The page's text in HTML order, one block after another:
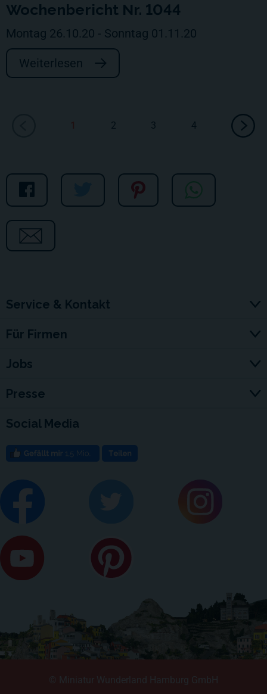
Wochenbericht Nr. 1044
Montag 26.10.20 - Sonntag 01.11.20
Weiterlesen
2 3 4
Service & Kontakt
Für Firmen
Jobs
Presse
Social Media
© Miniatur Wunderland Hamburg GmbH